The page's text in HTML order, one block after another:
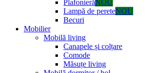
PlafonierăNOU
Lampă de pereteNOU
Becuri
Mobilier
Mobilă living
Canapele și colțare
Comode
Măsuțe living